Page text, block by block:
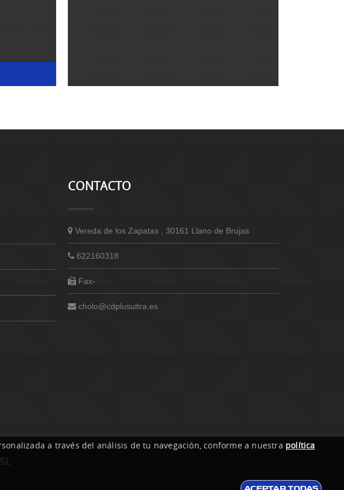
CONTACTO
Vereda de los Zapatas , 30161 Llano de Brujas
622160318
Fax-
cholo@cdplusultra.es
a través del análisis de tu navegación, conforme a nuestra política